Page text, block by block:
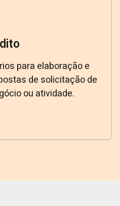
para elaboração e
de solicitação de
ou atividade.